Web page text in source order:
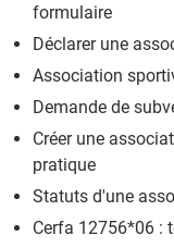
formulaire
Déclarer une
Association
Demande de
Créer une
pratique
Statuts d'une
Cerfa 12756*06 :